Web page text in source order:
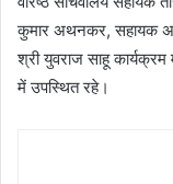
कुमार अथनकर, सहायक
श्री युवराज साहू कार्यक्रम
में उपस्थित रहे।